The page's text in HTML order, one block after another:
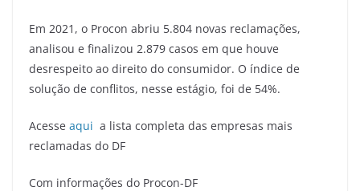
Em 2021, o Procon abriu 5.804 novas reclamações,
analisou e finalizou 2.879 casos em que houve
desrespeito ao direito do consumidor. O índice de
solução de conflitos, nesse estágio, foi de 54%.
Acesse aqui a lista completa das empresas mais
reclamadas do DF
Com informações do Procon-DF